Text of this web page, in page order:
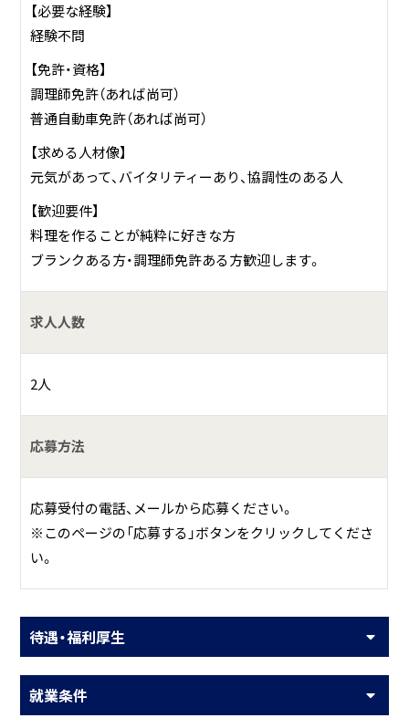
【必要な経験】
経験不問
【免許・資格】
調理師免許（あれば尚可）
普通自動車免許（あれば尚可）
【求める人材像】
元気があって、バイタリティーあり、協調性のある人
【歓迎要件】
料理を作ることが純粋に好きな方
ブランクある方・調理師免許ある方歓迎します。
求人人数
2人
応募方法
応募受付の電話、メールから応募ください。
※このページの「応募する」ボタンをクリックしてくださ
い。
待遇・福利厚生
就業条件